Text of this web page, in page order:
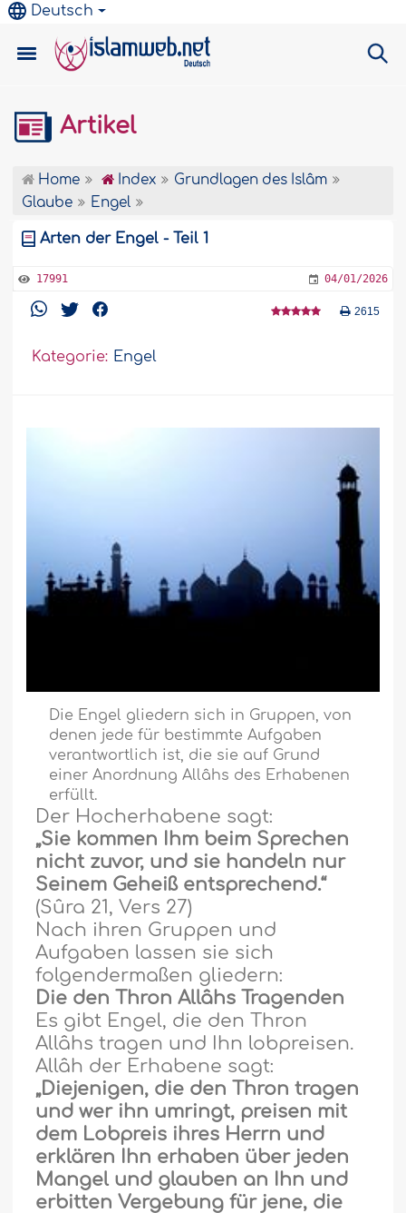
Deutsch
Artikel
Home Index
Grundlagen des Islâm
Glaube
Engel
Arten der Engel - Teil 1
17991 04/01/2026
2615
Kategorie: Engel
Die Engel gliedern sich in Gruppen, von
denen jede für bestimmte Aufgaben
verantwortlich ist, die sie auf Grund
einer Anordnung Allâhs des Erhabenen
erfüllt.
Der Hocherhabene sagt:
„Sie kommen Ihm beim Sprechen
nicht zuvor, und sie handeln nur
Seinem Geheiß entsprechend.“
(Sûra 21, Vers 27)
Nach ihren Gruppen und
Aufgaben lassen sie sich
folgendermaßen gliedern:
Die den Thron Allâhs Tragenden
Es gibt Engel, die den Thron
Allâhs tragen und Ihn lobpreisen.
Allâh der Erhabene sagt:
„Diejenigen, die den Thron tragen
und wer ihn umringt, preisen mit
dem Lobpreis ihres Herrn und
erklären Ihn erhaben über jeden
Mangel und glauben an Ihn und
erbitten Vergebung für jene, die